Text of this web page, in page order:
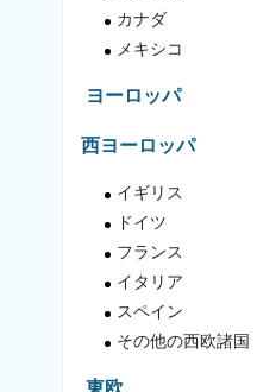
カナダ
メキシコ
ヨーロッパ
西ヨーロッパ
イギリス
ドイツ
フランス
イタリア
スペイン
その他の西欧諸国
東欧